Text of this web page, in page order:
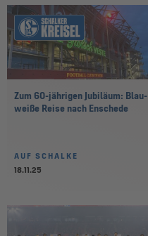
Zum 60-jährigen Jubiläum: Blau-
weiße Reise nach Enschede
AUF SCHALKE
18.11.25